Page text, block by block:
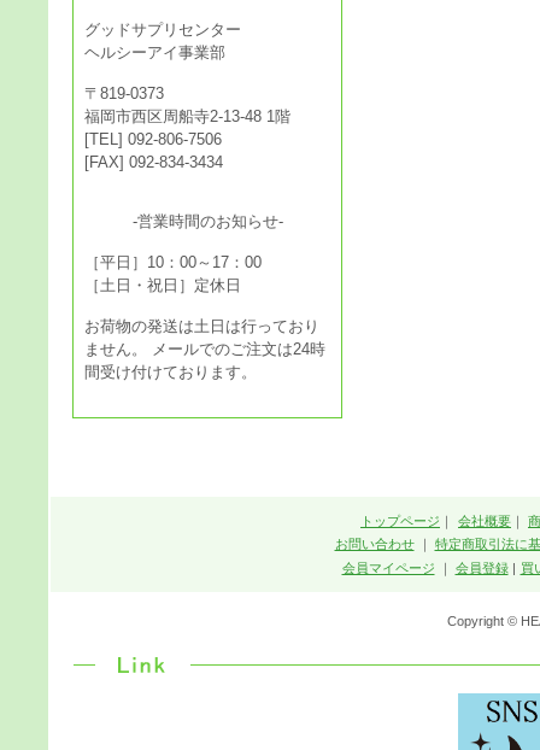
グッドサプリセンター
ヘルシーアイ事業部
〒819-0373
福岡市西区周船寺2-13-48 1階
[TEL] 092-806-7506
[FAX] 092-834-3434
-営業時間のお知らせ-
［平日］10：00～17：00
［土日・祝日］定休日
お荷物の発送は土日は行っており
ません。 メールでのご注文は24時
間受け付けております。
トップページ ｜ 会社概要 ｜
お問い合わせ｜ 特定商取引法に
会員マイページ ｜ 会員登録| 買
Copyright ©